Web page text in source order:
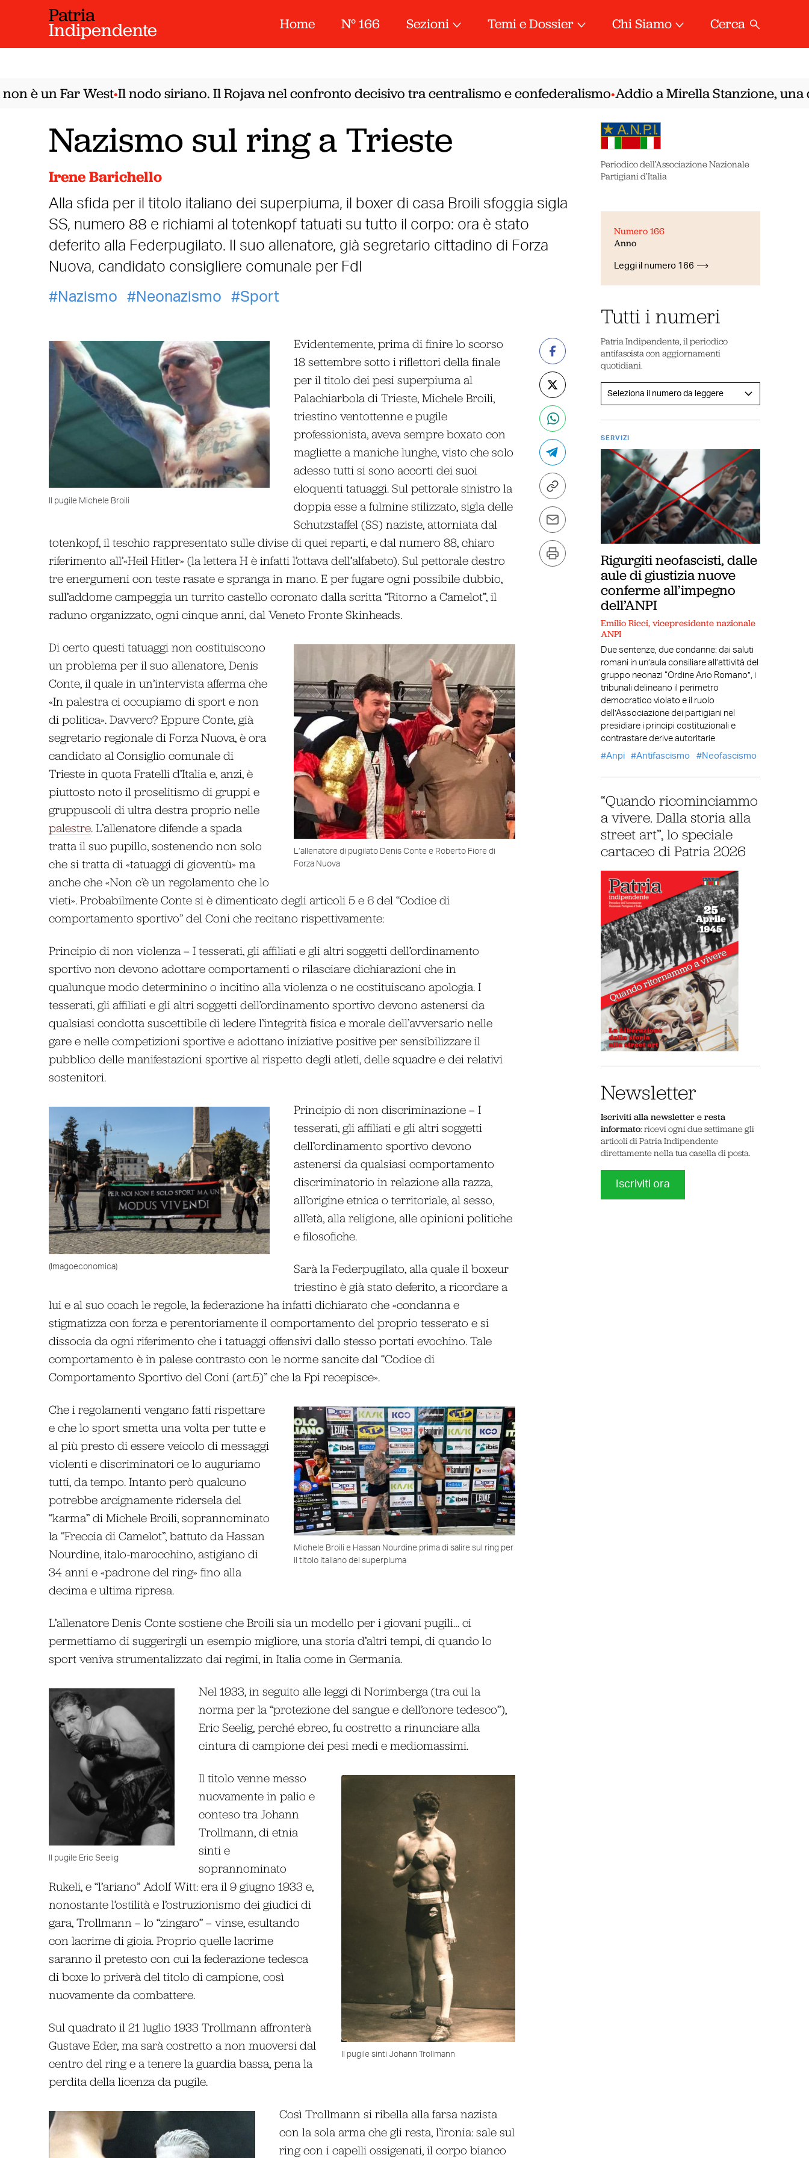
Patria
Indipendente Home N° 166 Sezioni Temi e Dossier Chi Siamo Cerca
è un Far West•Il nodo siriano. Il Rojava nel confronto decisivo tra centralismo e confederalismo•Addio a Mirella Stanzione, una
Nazismo sul ring a Trieste
Irene Barichello
Alla sfida per il titolo italiano dei superpiuma, il boxer di casa Broili sfoggia sigla
SS, numero 88 e richiami al totenkopf tatuati su tutto il corpo: ora è stato
deferito alla Federpugilato. Il suo allenatore, già segretario cittadino di Forza
Nuova, candidato consigliere comunale per FdI
Nazismo
Neonazismo Sport
Il pugile Michele Broili
Evidentemente, prima di finire lo scorso
18 settembre sotto i riflettori della finale
per il titolo dei pesi superpiuma al
Palachiarbola di Trieste, Michele Broili,
triestino ventottenne e pugile
professionista, aveva sempre boxato con
magliette a maniche lunghe, visto che solo
adesso tutti si sono accorti dei suoi
eloquenti tatuaggi. Sul pettorale sinistro la
doppia esse a fulmine stilizzato, sigla delle
Schutzstaffel (SS) naziste, attorniata dal
totenkopf, il teschio rappresentato sulle divise di quei reparti, e dal numero 88, chiaro
riferimento all’«Heil Hitler» (la lettera H è infatti l’ottava dell’alfabeto). Sul pettorale destro
tre energumeni con teste rasate e spranga in mano. E per fugare ogni possibile dubbio,
sull’addome campeggia un turrito castello coronato dalla scritta “Ritorno a Camelot”, il
raduno organizzato, ogni cinque anni, dal Veneto Fronte Skinheads.
L’allenatore di pugilato Denis Conte e Roberto Fiore di
Forza Nuova
Di certo questi tatuaggi non costituiscono
un problema per il suo allenatore, Denis
Conte, il quale in un’intervista afferma che
«In palestra ci occupiamo di sport e non
di politica». Davvero? Eppure Conte, già
segretario regionale di Forza Nuova, è ora
candidato al Consiglio comunale di
Trieste in quota Fratelli d’Italia e, anzi, è
piuttosto noto il proselitismo di gruppi e
gruppuscoli di ultra destra proprio nelle
palestre. L’allenatore difende a spada
tratta il suo pupillo, sostenendo non solo
che si tratta di «tatuaggi di gioventù» ma
anche che «Non c’è un regolamento che lo
vieti». Probabilmente Conte si è dimenticato degli articoli 5 e 6 del “Codice di
comportamento sportivo” del Coni che recitano rispettivamente:
Principio di non violenza – I tesserati, gli affiliati e gli altri soggetti dell’ordinamento
sportivo non devono adottare comportamenti o rilasciare dichiarazioni che in
qualunque modo determinino o incitino alla violenza o ne costituiscano apologia. I
tesserati, gli affiliati e gli altri soggetti dell’ordinamento sportivo devono astenersi da
qualsiasi condotta suscettibile di ledere l’integrità fisica e morale dell’avversario nelle
gare e nelle competizioni sportive e adottano iniziative positive per sensibilizzare il
pubblico delle manifestazioni sportive al rispetto degli atleti, delle squadre e dei relativi
sostenitori.
(Imagoeconomica)
Principio di non discriminazione – I
tesserati, gli affiliati e gli altri soggetti
dell’ordinamento sportivo devono
astenersi da qualsiasi comportamento
discriminatorio in relazione alla razza,
all’origine etnica o territoriale, al sesso,
all’età, alla religione, alle opinioni politiche
e filosofiche.
Sarà la Federpugilato, alla quale il boxeur
triestino è già stato deferito, a ricordare a
lui e al suo coach le regole, la federazione ha infatti dichiarato che «condanna e
stigmatizza con forza e perentoriamente il comportamento del proprio tesserato e si
dissocia da ogni riferimento che i tatuaggi offensivi dallo stesso portati evochino. Tale
comportamento è in palese contrasto con le norme sancite dal “Codice di
Comportamento Sportivo del Coni (art.5)” che la Fpi recepisce».
Michele Broili e Hassan Nourdine prima di salire sul ring per
il titolo italiano dei superpiuma
Che i regolamenti vengano fatti rispettare
e che lo sport smetta una volta per tutte e
al più presto di essere veicolo di messaggi
violenti e discriminatori ce lo auguriamo
tutti, da tempo. Intanto però qualcuno
potrebbe arcignamente ridersela del
“karma” di Michele Broili, soprannominato
la “Freccia di Camelot”, battuto da Hassan
Nourdine, italo-marocchino, astigiano di
34 anni e «padrone del ring» fino alla
decima e ultima ripresa.
L’allenatore Denis Conte sostiene che Broili sia un modello per i giovani pugili… ci
permettiamo di suggerirgli un esempio migliore, una storia d’altri tempi, di quando lo
sport veniva strumentalizzato dai regimi, in Italia come in Germania.
Il pugile Eric Seelig
Nel 1933, in seguito alle leggi di Norimberga (tra cui la
norma per la “protezione del sangue e dell’onore tedesco”),
Eric Seelig, perché ebreo, fu costretto a rinunciare alla
cintura di campione dei pesi medi e mediomassimi.
Il pugile sinti Johann Trollmann
Il titolo venne messo
nuovamente in palio e
conteso tra Johann
Trollmann, di etnia
sinti e
soprannominato
Rukeli, e “l’ariano” Adolf Witt: era il 9 giugno 1933 e,
nonostante l’ostilità e l’ostruzionismo dei giudici di
gara, Trollmann – lo “zingaro” – vinse, esultando
con lacrime di gioia. Proprio quelle lacrime
saranno il pretesto con cui la federazione tedesca
di boxe lo priverà del titolo di campione, così
nuovamente da combattere.
Sul quadrato il 21 luglio 1933 Trollmann affronterà
Gustave Eder, ma sarà costretto a non muoversi dal
centro del ring e a tenere la guardia bassa, pena la
perdita della licenza da pugile.
Così Trollmann si ribella alla farsa nazista
con la sola arma che gli resta, l’ironia: sale sul
ring con i capelli ossigenati, il corpo bianco
Periodico dell’Associazione Nazionale
Partigiani d’Italia
Numero 166
Anno
Leggi il numero 166
Tutti i numeri
Patria Indipendente, il periodico
antifascista con aggiornamenti
quotidiani.
SERVIZI
Rigurgiti neofascisti, dalle
aule di giustizia nuove
conferme all’impegno
dell’ANPI
Emilio Ricci, vicepresidente nazionale
ANPI
Due sentenze, due condanne: dai saluti
romani in un’aula consiliare all’attività del
gruppo neonazi “Ordine Ario Romano”, i
tribunali delineano il perimetro
democratico violato e il ruolo
dell’Associazione dei partigiani nel
presidiare i principi costituzionali e
contrastare derive autoritarie
Anpi
Antifascismo Neofascismo
“Quando ricominciammo
a vivere. Dalla storia alla
street art”, lo speciale
cartaceo di Patria 2026
Newsletter
Iscriviti alla newsletter e resta
informato: ricevi ogni due settimane gli
articoli di Patria Indipendente
direttamente nella tua casella di posta.
Iscriviti ora